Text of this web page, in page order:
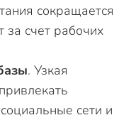
сокращается
за счет рабочих
. Узкая
сети и